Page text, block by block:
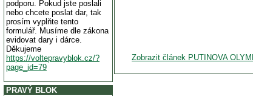
podporu. Pokud jste poslali
nebo chcete poslat dar, tak
prosím vyplňte tento
formulář. Musíme dle zákona
evidovat dary i dárce.
Děkujeme
https://voltepravyblok.cz/?
page_id=79
PRAVÝ BLOK
Zobrazit článek PUTINOVA